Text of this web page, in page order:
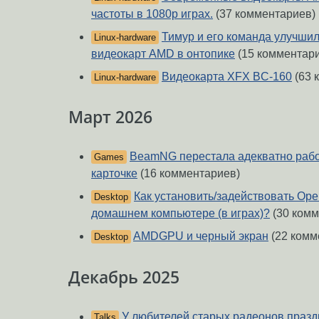
частоты в 1080p играх. (37 комментариев)
Linux-hardware Тимур и его команда
видеокарт AMD в онтопике (15
Linux-hardware Видеокарта XFX BC-160 (63
Март 2026
Games
BeamNG перестала адекватно
карточке (16 комментариев)
Desktop
Как установить/задействовать
домашнем компьютере (в играх)? (30
Desktop AMDGPU и черный экран (22
Декабрь 2025
У любителей старых радеонов